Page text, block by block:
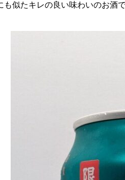
も似たキレの良い味わいのお酒で